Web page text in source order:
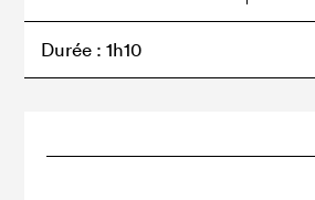
Durée : 1h10